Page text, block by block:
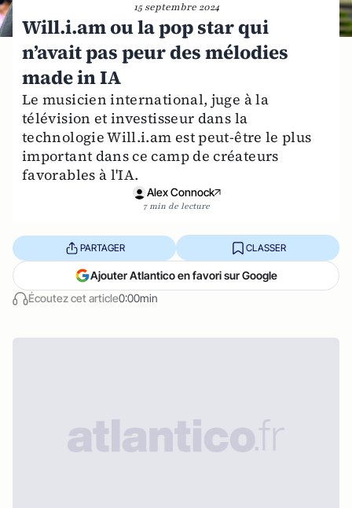
15 septembre 2024
Will.i.am ou la pop star qui
n’avait pas peur des mélodies
made in IA
Le musicien international, juge à la
télévision et investisseur dans la
technologie Will.i.am est peut-être le plus
important dans ce camp de créateurs
favorables à l'IA.
Alex Connock
7 min de lecture
Écoutez cet article0:00min
PARTAGER CLASSER
Ajouter Atlantico en favori sur Google